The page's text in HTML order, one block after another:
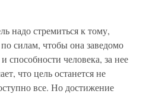
надо стремиться к тому,
силам, чтобы она заведомо
человека, за нее
что цель останется не
все. Но достижение